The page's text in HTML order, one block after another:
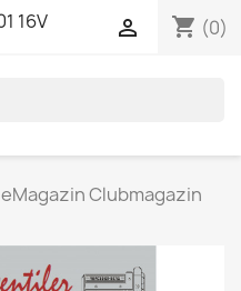
shopping_cart (0)

eMagazin Clubmagazin